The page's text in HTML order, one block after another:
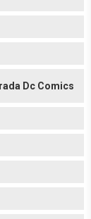
Dc Comics